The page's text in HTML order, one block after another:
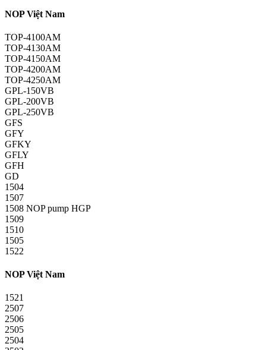
NOP Việt Nam
TOP-4100AM
TOP-4130AM
TOP-4150AM
TOP-4200AM
TOP-4250AM
GPL-150VB
GPL-200VB
GPL-250VB
GFS
GFY
GFKY
GFLY
GFH
GD
1504
1507
1508 NOP pump HGP
1509
1510
1505
1522
NOP Việt Nam
1521
2507
2506
2505
2504